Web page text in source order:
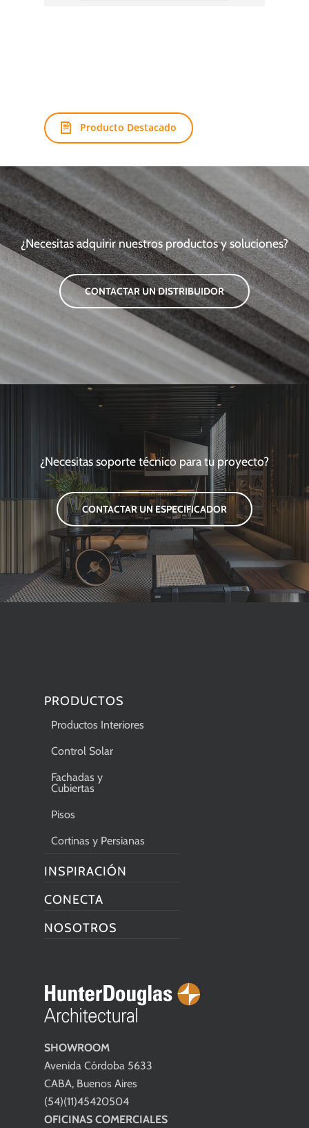
Producto Destacado
¿Necesitas adquirir nuestros productos y soluciones?
CONTACTAR UN DISTRIBUIDOR
¿Necesitas soporte técnico para tu proyecto?
CONTACTAR UN ESPECIFICADOR
SHOWROOM
Avenida Córdoba 5633
CABA, Buenos Aires
(54)(11)45420504
OFICINAS COMERCIALES
PRODUCTOS
Productos Interiores
Control Solar
Fachadas y
Cubiertas
Pisos
Cortinas y Persianas
INSPIRACIÓN
CONECTA
NOSOTROS